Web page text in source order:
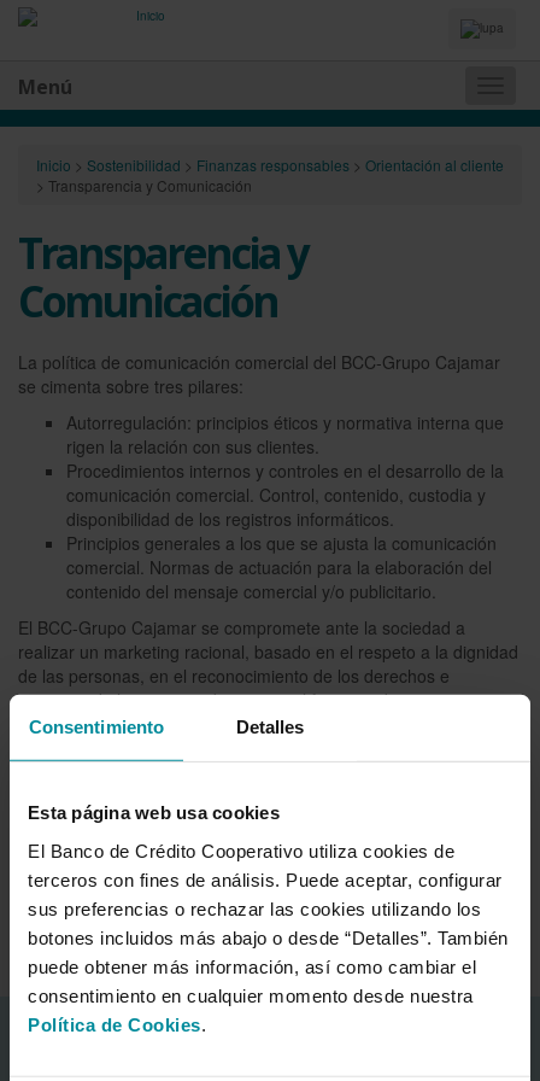
Consentimiento Detalles
Esta página web usa cookies
El Banco de Crédito Cooperativo utiliza cookies de
terceros con fines de análisis. Puede aceptar, configurar
sus preferencias o rechazar las cookies utilizando los
botones incluidos más abajo o desde “Detalles”. También
puede obtener más información, así como cambiar el
consentimiento en cualquier momento desde nuestra
Política de Cookies
Idiomas
y
Menú
Inicio > Sostenibilidad > Finanzas responsables > Orientación al cliente
> Transparencia y Comunicación
Transparencia y
Comunicación
La política de comunicación comercial del BCC-Grupo Cajamar
se cimenta sobre tres pilares:
Autorregulación: principios éticos y normativa interna que
rigen la relación con sus clientes.
Procedimientos internos y controles en el desarrollo de la
comunicación comercial. Control, contenido, custodia y
disponibilidad de los registros informáticos.
Principios generales a los que se ajusta la comunicación
comercial. Normas de actuación para la elaboración del
contenido del mensaje comercial y/o publicitario.
El BCC-Grupo Cajamar se compromete ante la sociedad a
realizar un marketing racional, basado en el respeto a la dignidad
de las personas, en el reconocimiento de los derechos e
intereses de los consumidores y en el fomento de un consumo
responsable en términos económicos, sociales y
Orientación al cliente
Atención al cliente
Transparencia y Comunicación